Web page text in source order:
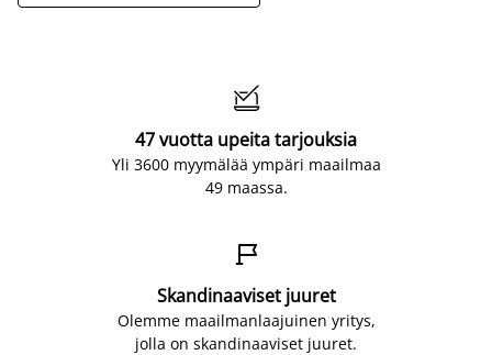

47 vuotta upeita tarjouksia
Yli 3600 myymälää ympäri maailmaa
49 maassa.

Skandinaaviset juuret
Olemme maailmanlaajuinen yritys,
jolla on skandinaaviset juuret.